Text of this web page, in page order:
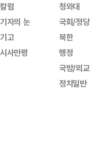
칼럼
기자의 눈
기고
시사만평
청와대
국회/정당
북한
행정
국방/외교
정치일반